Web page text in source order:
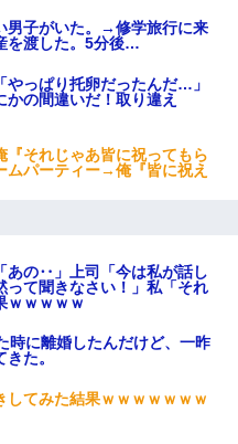
男子がいた。→修学旅行に来
を渡した。5分後…
やっぱり托卵だったんだ…」
の間違いだ！取り違え
『それじゃあ皆に祝ってもら
ムパーティー→俺『皆に祝え
あの‥」上司「今は私が話し
って聞きなさい！」私「それ
ｗｗｗｗｗ
時に離婚したんだけど、一昨
た。
てみた結果ｗｗｗｗｗｗｗ